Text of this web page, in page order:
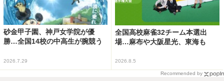
砂金甲子園、神戸女学院が優
勝…全国14校の中高生が腕競う
2026.7.29
全国高校麻雀32チーム本選出
場…麻布や大阪星光、東海も
2026.8.5
Recommended by